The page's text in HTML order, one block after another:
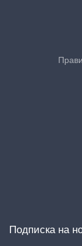
Подписка на